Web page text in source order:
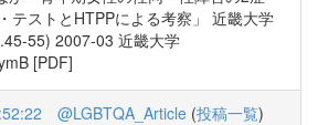
テストとHTPPによる考察」 近畿大学
55) 2007-03 近畿大学
[PDF]
@LGBTQA_Article (投稿一覧)